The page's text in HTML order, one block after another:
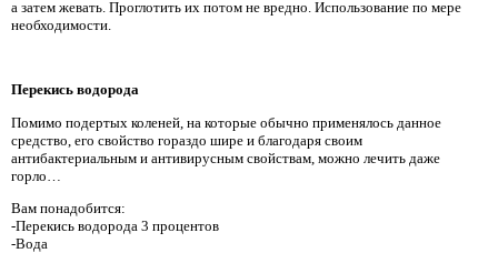
а затем жевать. Проглотить их потом не вредно. Использование по мере
необходимости.
Перекись водорода
Помимо подертых коленей, на которые обычно применялось данное
средство, его свойство гораздо шире и благодаря своим
антибактериальным и антивирусным свойствам, можно лечить даже
горло…
Вам понадобится:
-Перекись водорода 3 процентов
-Вода